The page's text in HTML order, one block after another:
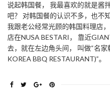
说起韩国餐， 我最喜欢的就是酱
吧？ 对韩国餐的认识不多，也不
我跟老公经常光顾的韩国料理店
店在NUSA BESTARI， 靠近
去，就在左边角头间， 叫做“名
KOREA BBQ RESTAURANT)”。